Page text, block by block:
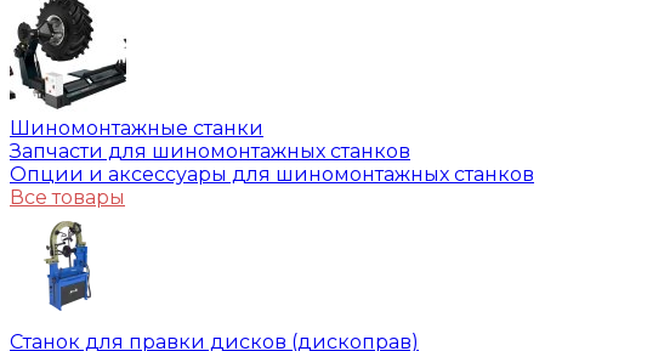
Шиномонтажные станки
Запчасти для шиномонтажных станков
Опции и аксессуары для шиномонтажных станков
Все товары
Станок для правки дисков (дископрав)